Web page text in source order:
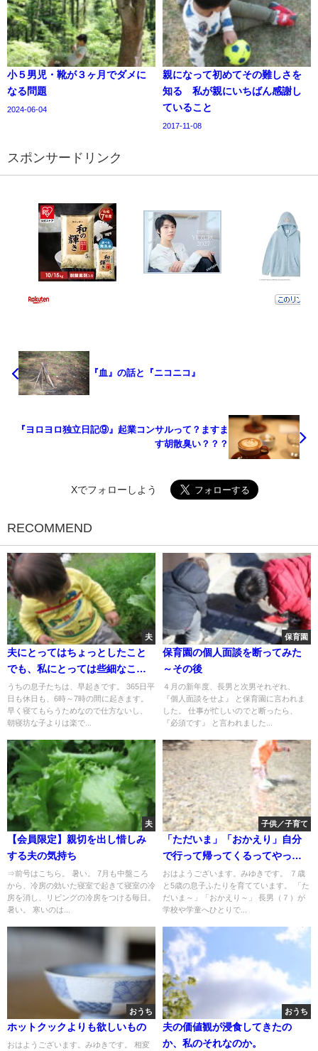
小５男児・靴が３ヶ月でダメに
なる問題
2024-06-04
親になって初めてその難しさを
知る 私が親にいちばん感謝し
ていること
2017-11-08
スポンサードリンク
『血』の話と『ニコニコ』
『ヨロヨロ独立日記⑨』起業コンサルって？ますま
す胡散臭い？？？
Xでフォローしよう
RECOMMEND
夫
夫にとってはちょっとしたこと
でも、私にとっては些細なこと
ではないこと
うちの息子たちは、早起きです。 365日平
日も休日も、6時～7時の間に起きます。
早く寝てもらうためなので仕方ないし、
朝寝坊な子よりは楽で...
保育園
保育園の個人面談を断ってみた
～その後
４月の新年度、長男と次男それぞれ、
『個人面談をせよ』 と保育園に言われま
した。 仕事が忙しいのでと断ったら、
『必須です』 と言われました...
夫
【会員限定】親切を出し惜しみ
する夫の気持ち
⇒前号はこちら。 暑い。 7月も中盤ころ
から、冷房の効いた寝室で起きて寝室の冷
房を消し、リビングの冷房をつける毎日。
暑い。 寒いのは...
子供／子育て
「ただいま」「おかえり」自分
で行って帰ってくるってやっぱ
りラク、でも
おはようございます。みゆきです。 ７歳
と5歳の息子ふたりを育てています。 「た
だいま～」「おかえり～」 長男（７）が
学校や学童へひとりで...
おうち
ホットクックよりも欲しいもの
おはようございます。みゆきです。 相変
おうち
夫の価値観が浸食してきたの
か、私のそれなのか。